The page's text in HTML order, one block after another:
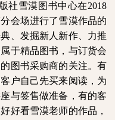
社雪漠图书中心在2018
分会场进行了雪漠作品的
、发掘新人新作、力推
于精品图书，与订货会
图书采购商的关注。有
户自己先买来阅读，为
与签售做准备，有的客
好看雪漠老师的作品 ，